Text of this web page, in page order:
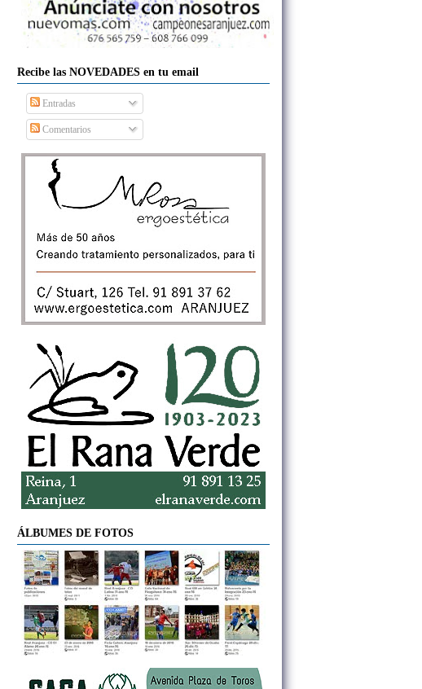
Recibe las NOVEDADES en tu email
Entradas
Comentarios
ÁLBUMES DE FOTOS